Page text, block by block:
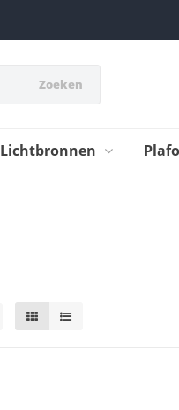
Zoeken
Lichtbronnen